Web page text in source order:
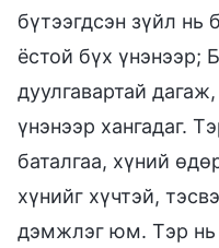
бүтээгдсэн зүйл
ёстой бүх үнэнээр;
дуулгавартай
үнэнээр хангадаг.
баталгаа, хүний
хүнийг хүчтэй,
дэмжлэг юм. Тэр нь